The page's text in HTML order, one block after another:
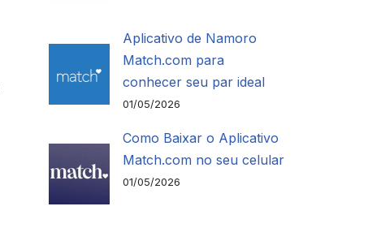
Aplicativo de Namoro
Match.com para
conhecer seu par ideal
01/05/2026
Como Baixar o Aplicativo
Match.com no seu celular
01/05/2026